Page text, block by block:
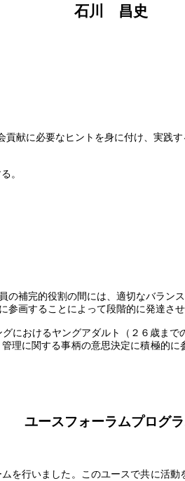
石川 昌史
献に必要なヒントを身に付け、実践す
。
補完的役割の間には、適切なバランス
画することによって段階的に発達させ
グにおけるヤングアダルト（２６歳まで
に関する事柄の意思決定に積極的
ユースフォーラムプログ
行いました。このユースで共に活